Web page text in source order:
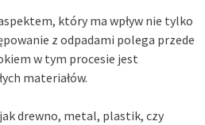
który ma wpływ nie tylko
z odpadami polega przede
w tym procesie jest
materiałów.
drewno, metal, plastik, czy